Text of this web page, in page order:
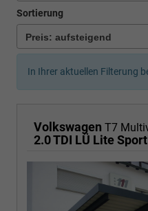
Sortierung
In Ihrer aktuellen Filterung
Volkswagen T7
2.0 TDI LÜ Lite